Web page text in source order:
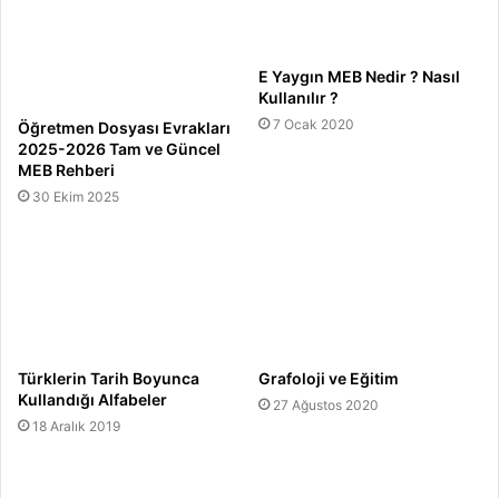
Öğretmen Dosyası Evrakları
2025-2026 Tam ve Güncel
MEB Rehberi
30 Ekim 2025
E Yaygın MEB Nedir ? Nasıl
Kullanılır ?
7 Ocak 2020
Türklerin Tarih Boyunca
Kullandığı Alfabeler
18 Aralık 2019
Grafoloji ve Eğitim
27 Ağustos 2020